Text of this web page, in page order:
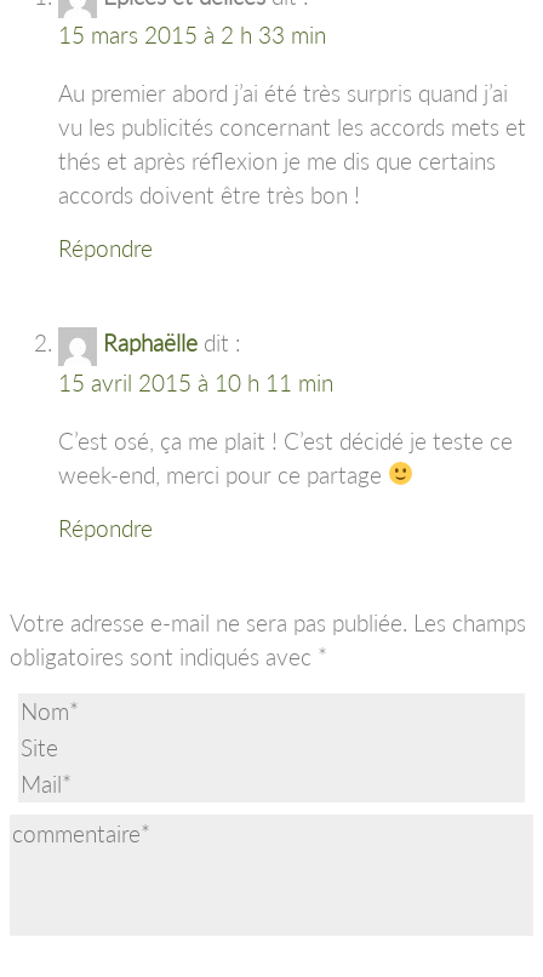
15 mars 2015 à 2 h 33 min
Au premier abord j’ai été très surpris quand j’ai
vu les publicités concernant les accords mets et
thés et après réflexion je me dis que certains
accords doivent être très bon !
Répondre
Raphaëlle dit :
15 avril 2015 à 10 h 11 min
C’est osé, ça me plait ! C’est décidé je teste ce
week-end, merci pour ce partage
Répondre
Votre adresse e-mail ne sera pas publiée. Les champs
obligatoires sont indiqués avec *